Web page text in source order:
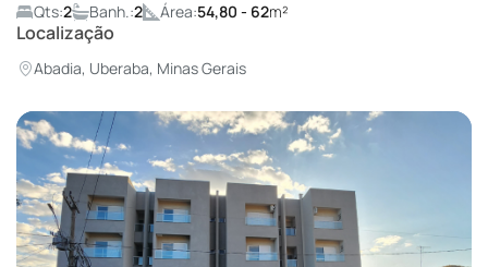
Qts:2 Banh.:2 Área:54,80 - 62m²
Localização
Abadia, Uberaba, Minas Gerais